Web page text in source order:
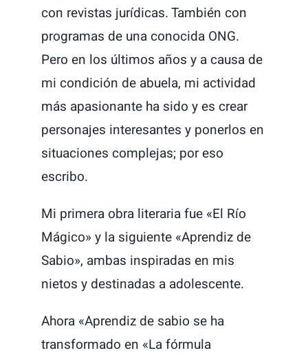
con revistas jurídicas. También con
programas de una conocida ONG.
Pero en los últimos años y a causa de
mi condición de abuela, mi actividad
más apasionante ha sido y es crear
personajes interesantes y ponerlos en
situaciones complejas; por eso
escribo.
Mi primera obra literaria fue «El Río
Mágico» y la siguiente «Aprendiz de
Sabio», ambas inspiradas en mis
nietos y destinadas a adolescente.
Ahora «Aprendiz de sabio se ha
transformado en «La fórmula